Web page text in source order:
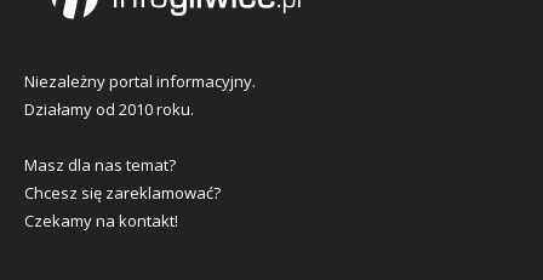
Niezależny portal informacyjny.
Działamy od 2010 roku.
Masz dla nas temat?
Chcesz się zareklamować?
Czekamy na kontakt!